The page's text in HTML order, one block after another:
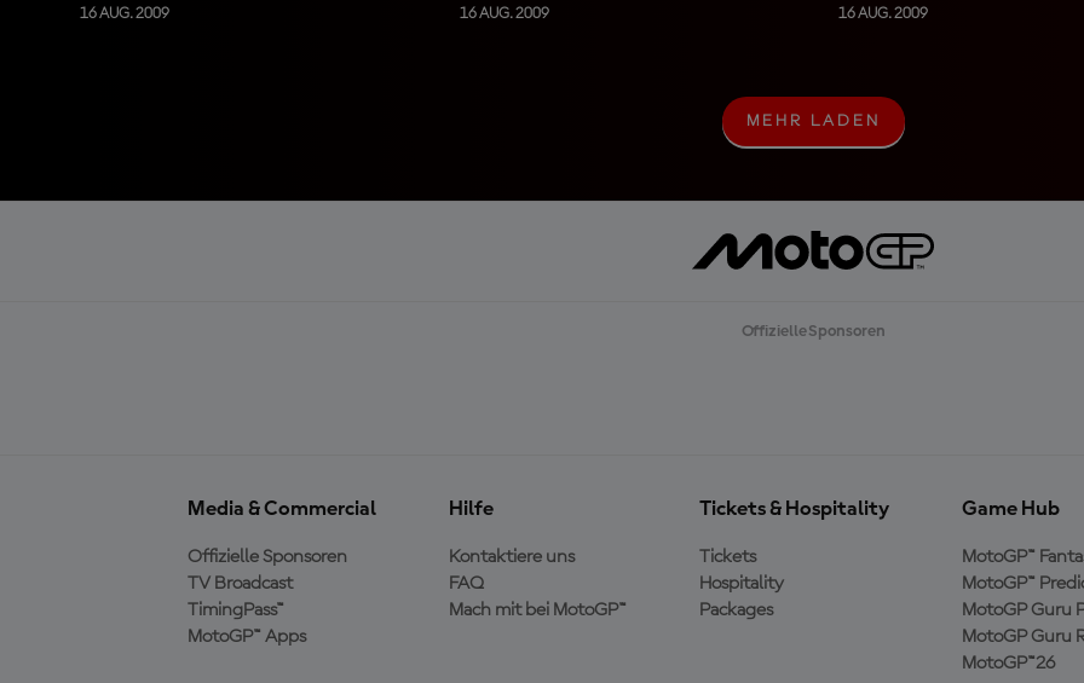
16 AUG. 2009 16 AUG. 2009 16 AUG. 2009
M
E
A
E
MEHR LADEN
Offizielle Sponsoren
Media & Commercial
Offizielle Sponsoren
TV Broadcast
TimingPass™
MotoGP™ Apps
Hilfe
Kontaktiere uns
FAQ
Mach mit bei MotoGP™
Tickets & Hospitality
Tickets
Hospitality
Packages
Game Hub
MotoGP™
MotoGP™
MotoGP Guru
MotoGP Guru
MotoGP™26